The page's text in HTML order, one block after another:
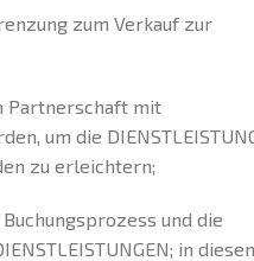
zum Verkauf zur
Partnerschaft mit
um die
zu erleichtern;
und die
in